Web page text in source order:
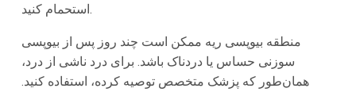
استحمام کنید.
منطقه بیوپسی ریه ممکن است چند روز پس از بیوپسی
سوزنی حساس یا دردناک باشد. برای درد ناشی از درد،
همان‌طور که پزشک متخصص توصیه کرده، استفاده کنید.